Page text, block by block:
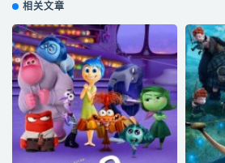
相关文章